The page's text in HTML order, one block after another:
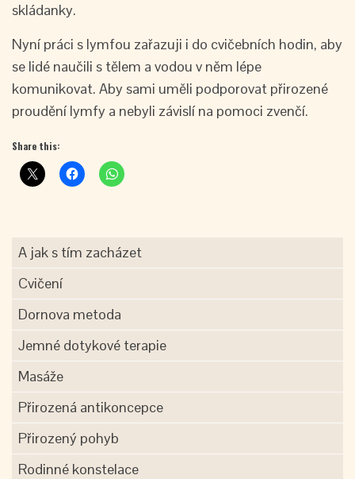
skládanky.
Nyní práci s lymfou zařazuji i do cvičebních hodin, aby
se lidé naučili s tělem a vodou v něm lépe
komunikovat. Aby sami uměli podporovat přirozené
proudění lymfy a nebyli závislí na pomoci zvenčí.
Share this:
A jak s tím zacházet
Cvičení
Dornova metoda
Jemné dotykové terapie
Masáže
Přirozená antikoncepce
Přirozený pohyb
Rodinné konstelace